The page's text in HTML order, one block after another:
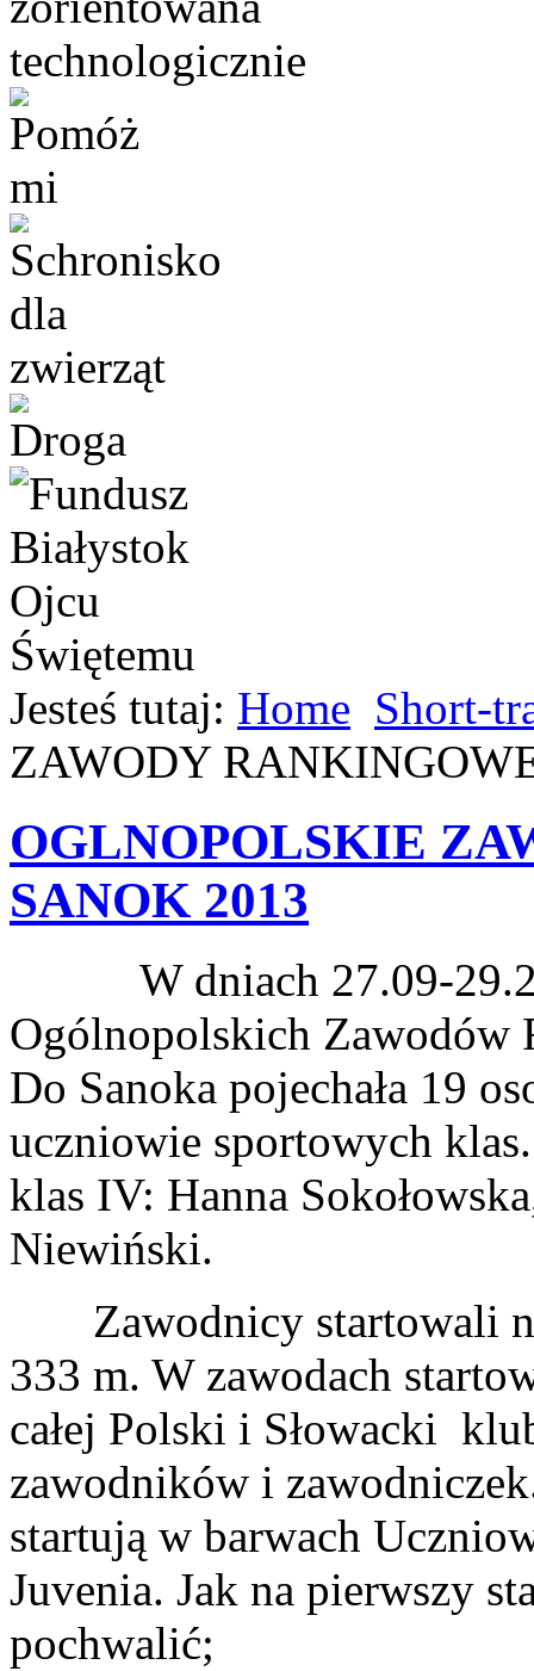
Jesteś tutaj: Home Short-
ZAWODY
OGLNOPOLSKIE
SANOK 2013
W dniach 27.09-
Ogólnopolskich Zawodów
Do Sanoka pojechała 19
uczniowie sportowych
klas IV: Hanna
Niewiński.
Zawodnicy startowali
333 m. W zawodach
całej Polski i Słowacki
zawodników i
startują w barwach
Juvenia. Jak na pierwszy
pochwalić;